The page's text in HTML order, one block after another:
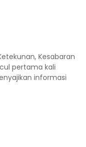
Kesabaran
pertama kali
informasi